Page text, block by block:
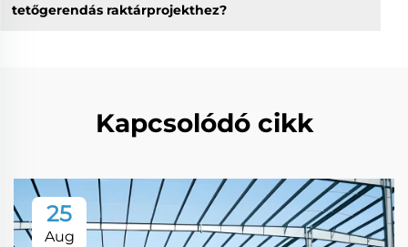
tetőgerendás raktárprojekthez?
Kapcsolódó cikk
25
Aug